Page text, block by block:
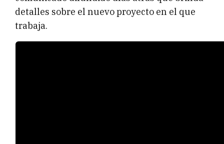
detalles sobre el nuevo proyecto en el que
trabaja.